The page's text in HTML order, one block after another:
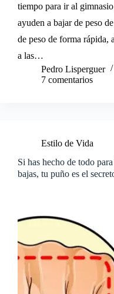
tiempo para ir al
ayuden a bajar de peso
de peso de forma rápida,
a las…
Pedro Lisperguer
7 comentarios
Estilo de Vida
Si has hecho de todo
bajas, tu puño es el